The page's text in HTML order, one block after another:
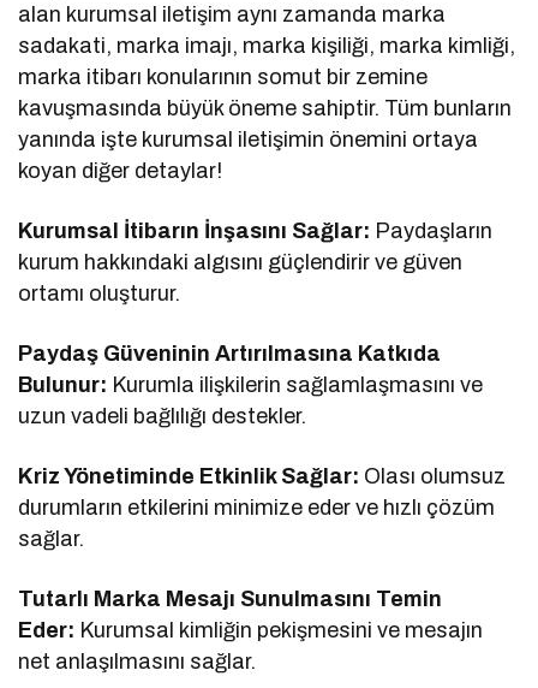
alan kurumsal iletişim aynı zamanda marka
sadakati, marka imajı, marka kişiliği, marka kimliği,
marka itibarı konularının somut bir zemine
kavuşmasında büyük öneme sahiptir. Tüm bunların
yanında işte kurumsal iletişimin önemini ortaya
koyan diğer detaylar!
Kurumsal İtibarın İnşasını Sağlar: Paydaşların
kurum hakkındaki algısını güçlendirir ve güven
ortamı oluşturur.
Paydaş Güveninin Artırılmasına Katkıda
Bulunur: Kurumla ilişkilerin sağlamlaşmasını ve
uzun vadeli bağlılığı destekler.
Kriz Yönetiminde Etkinlik Sağlar: Olası olumsuz
durumların etkilerini minimize eder ve hızlı çözüm
sağlar.
Tutarlı Marka Mesajı Sunulmasını Temin
Eder: Kurumsal kimliğin pekişmesini ve mesajın
net anlaşılmasını sağlar.